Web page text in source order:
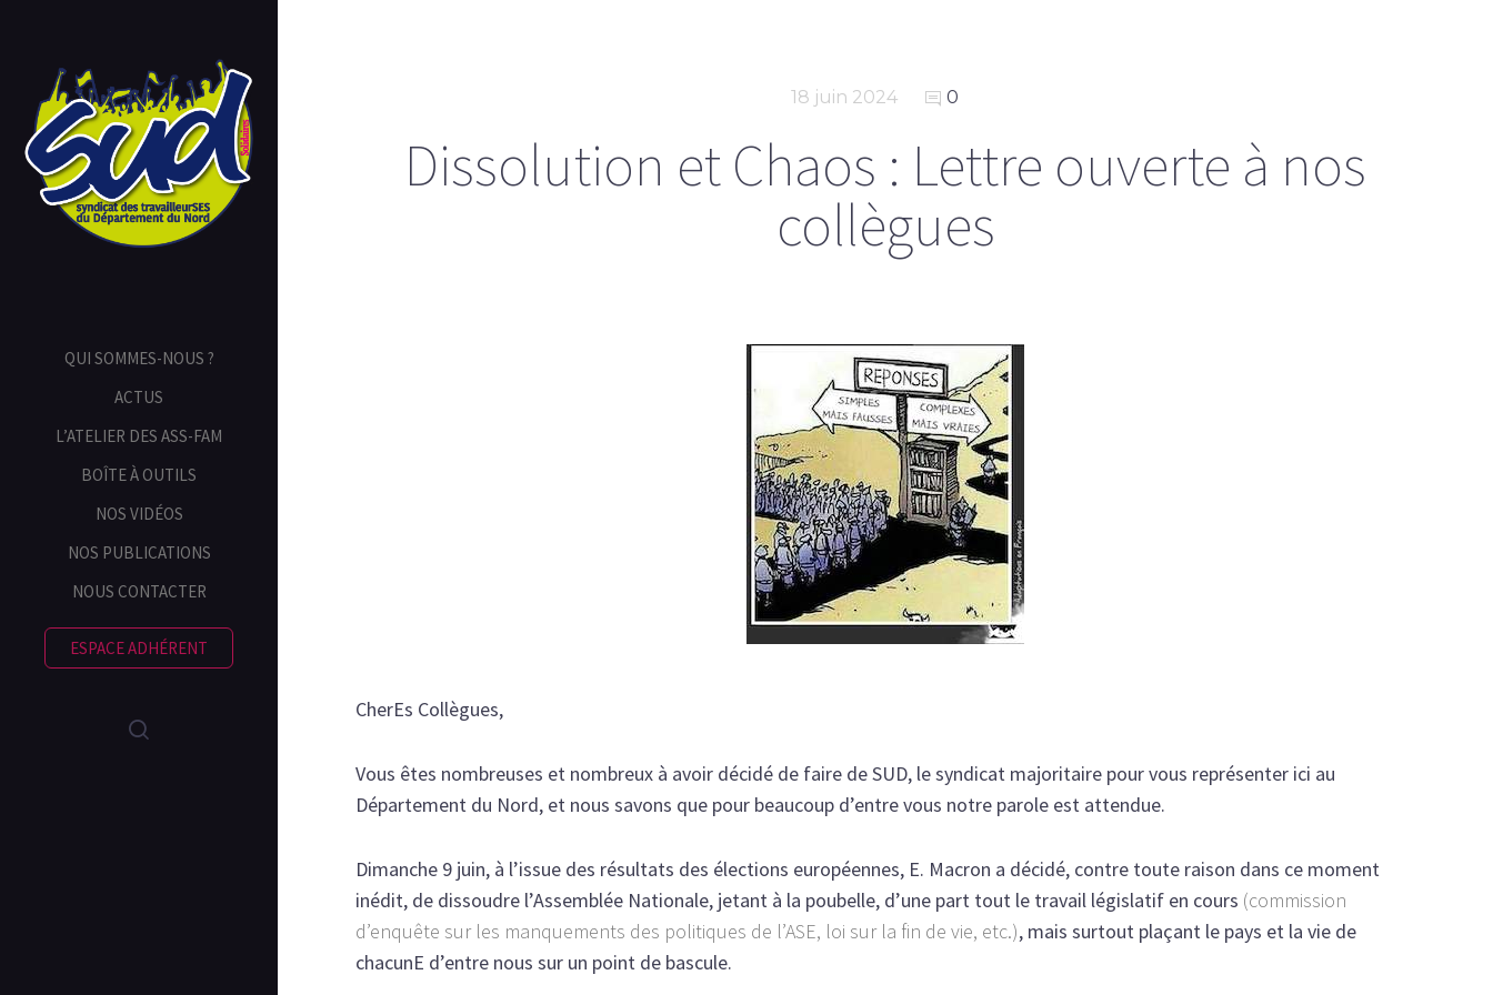
QUI SOMMES-NOUS ?
ACTUS
L’ATELIER DES ASS-FAM
BOÎTE À OUTILS
NOS VIDÉOS
NOS PUBLICATIONS
NOUS CONTACTER
ESPACE ADHÉRENT
18 juin 2024 0
Dissolution et Chaos : Lettre ouverte à nos
collègues
CherEs Collègues,
Vous êtes nombreuses et nombreux à avoir décidé de faire de SUD, le syndicat majoritaire pour vous représenter ici au
Département du Nord, et nous savons que pour beaucoup d’entre vous notre parole est attendue.
Dimanche 9 juin, à l’issue des résultats des élections européennes, E. Macron a décidé, contre toute raison dans ce moment
inédit, de dissoudre l’Assemblée Nationale, jetant à la poubelle, d’une part tout le travail législatif en cours (commission
d’enquête sur les manquements des politiques de l’ASE, loi sur la fin de vie, etc.), mais surtout plaçant le pays et la vie de
chacunE d’entre nous sur un point de bascule.